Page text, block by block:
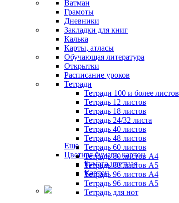
Ватман
Грамоты
Дневники
Закладки для книг
Калька
Карты, атласы
Обучающая литература
Открытки
Расписание уроков
Тетради
Тетради 100 и более листов
Тетрадь 12 листов
Тетрадь 18 листов
Тетрадь 24/32 листа
Тетрадь 40 листов
Тетрадь 48 листов
Тетрадь 60 листов
Тетрадь 80 листов А4
Тетрадь 80 листов А5
Тетрадь 96 листов А4
Тетрадь 96 листов А5
Тетрадь для нот
Еще
Цветная бумага, картон
Бумага цветная
Картон